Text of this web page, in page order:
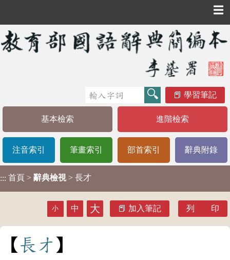
☰
學習筆記
基本檢索 進階檢索
注音索引 筆畫索引 部首索引 辭典附錄
::: 首頁 > 辭典檢視 > 長才
小 中 大 加入筆記 列 印
長 才